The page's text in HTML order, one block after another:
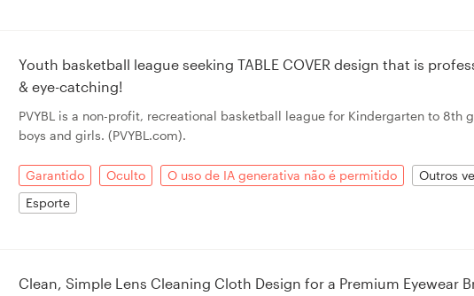
Youth basketball league seeking TABLE COVER design that is
& eye-catching!
PVYBL is a non-profit, recreational basketball league for Kindergarten to 8th
boys and girls. (PVYBL.com).
Garantido Oculto O uso de IA generativa não é permitido
Outros
Esporte
Clean, Simple Lens Cleaning Cloth Design for a Premium Eyewear